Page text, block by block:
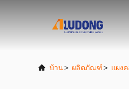
บ้าน> ผลิตภัณฑ์> แผง